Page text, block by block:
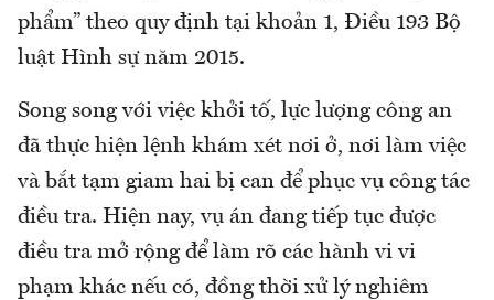
phẩm” theo quy định tại khoản 1, Điều 193 Bộ
luật Hình sự năm 2015.
Song song với việc khởi tố, lực lượng công an
đã thực hiện lệnh khám xét nơi ở, nơi làm việc
và bắt tạm giam hai bị can để phục vụ công tác
điều tra. Hiện nay, vụ án đang tiếp tục được
điều tra mở rộng để làm rõ các hành vi vi
phạm khác nếu có, đồng thời xử lý nghiêm